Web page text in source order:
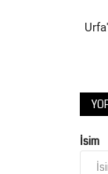
İsim